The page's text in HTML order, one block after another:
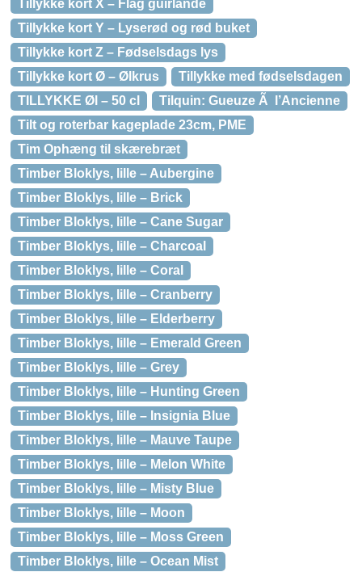
Tillykke kort X – Flag guirlande
Tillykke kort Y – Lyserød og rød buket
Tillykke kort Z – Fødselsdags lys
Tillykke kort Ø – Ølkrus
Tillykke med fødselsdagen
TILLYKKE Øl – 50 cl
Tilquin: Gueuze Ã l’Ancienne
Tilt og roterbar kageplade 23cm, PME
Tim Ophæng til skærebræt
Timber Bloklys, lille – Aubergine
Timber Bloklys, lille – Brick
Timber Bloklys, lille – Cane Sugar
Timber Bloklys, lille – Charcoal
Timber Bloklys, lille – Coral
Timber Bloklys, lille – Cranberry
Timber Bloklys, lille – Elderberry
Timber Bloklys, lille – Emerald Green
Timber Bloklys, lille – Grey
Timber Bloklys, lille – Hunting Green
Timber Bloklys, lille – Insignia Blue
Timber Bloklys, lille – Mauve Taupe
Timber Bloklys, lille – Melon White
Timber Bloklys, lille – Misty Blue
Timber Bloklys, lille – Moon
Timber Bloklys, lille – Moss Green
Timber Bloklys, lille – Ocean Mist